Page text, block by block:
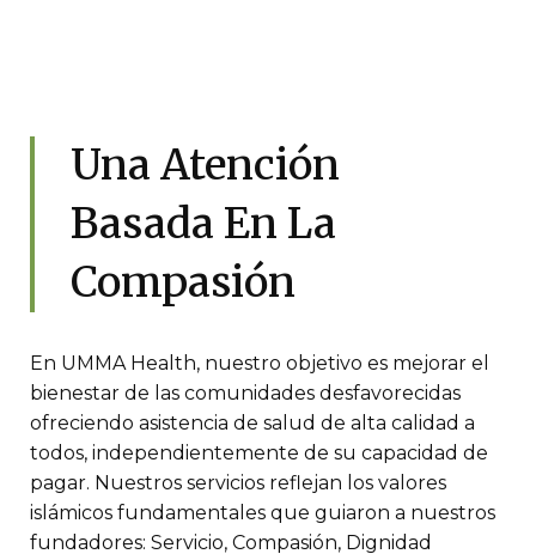
Una Atención
Basada En La
Compasión
En UMMA Health, nuestro objetivo es mejorar el
bienestar de las comunidades desfavorecidas
ofreciendo asistencia de salud de alta calidad a
todos, independientemente de su capacidad de
pagar. Nuestros servicios reflejan los valores
islámicos fundamentales que guiaron a nuestros
fundadores: Servicio, Compasión, Dignidad